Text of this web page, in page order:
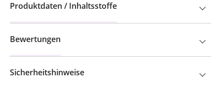
Produktdaten / Inhaltsstoffe
Bewertungen
Sicherheitshinweise